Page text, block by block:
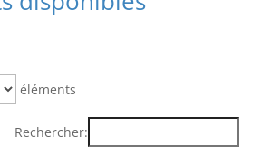
éléments
Rechercher: